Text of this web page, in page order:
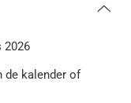
2026
de kalender of